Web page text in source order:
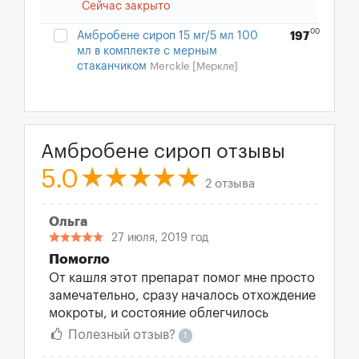
Сейчас закрыто
Амбробене сироп 15 мг/5 мл 100
мл в комплекте с мерным
стаканчиком Merckle [Меркле]
19700
Амбробене сироп отзывы
5.0 2 отзыва
Ольга
27 июля, 2019 год
Помогло
От кашля этот препарат помог мне просто
замечательно, сразу началось отхождение
мокроты, и состояние облегчилось
Полезный отзыв?
1